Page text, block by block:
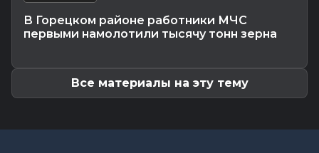
Происшествия - 10.08.2026 11:56
В Горецком районе работники МЧС
первыми намолотили тысячу тонн зерна
Все материалы на эту тему